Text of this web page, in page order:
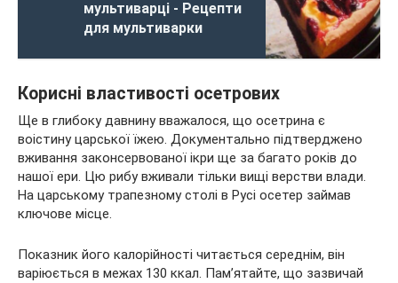
мультиварці - Рецепти
для мультиварки
Корисні властивості осетрових
Ще в глибоку давнину вважалося, що осетрина є
воістину царської їжею. Документально підтверджено
вживання законсервованої ікри ще за багато років до
нашої ери. Цю рибу вживали тільки вищі верстви влади.
На царському трапезному столі в Русі осетер займав
ключове місце.
Показник його калорійності читається середнім, він
варіюється в межах 130 ккал. Пам’ятайте, що зазвичай